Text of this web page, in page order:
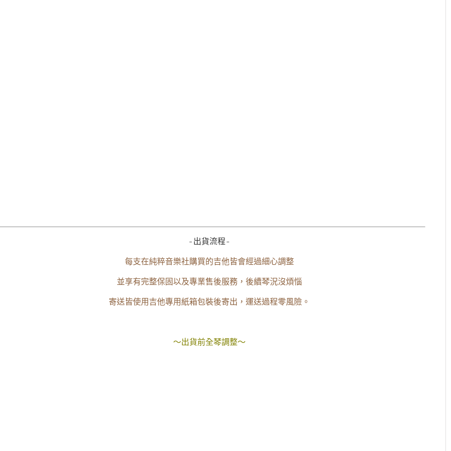
-出貨流程-
每支在純粹音樂社購買的吉他皆會經過細心調整
並享有完整保固以及專業售後服務，後續琴況沒煩惱
寄送皆使用吉他專用紙箱包裝後寄出，運送過程零風險。
～出貨前全琴調整～